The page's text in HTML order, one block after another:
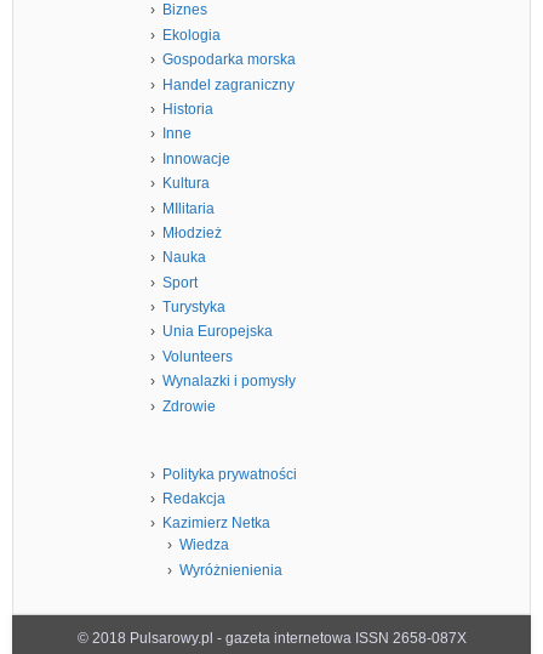
Biznes
Ekologia
Gospodarka morska
Handel zagraniczny
Historia
Inne
Innowacje
Kultura
MIlitaria
Młodzież
Nauka
Sport
Turystyka
Unia Europejska
Volunteers
Wynalazki i pomysły
Zdrowie
Polityka prywatności
Redakcja
Kazimierz Netka
Wiedza
Wyróżnienienia
© 2018 Pulsarowy.pl - gazeta internetowa ISSN 2658-087X